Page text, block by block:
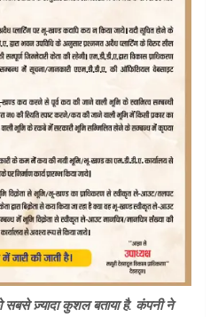
ज़्यादा कुशल बताया है. कंपनी ने